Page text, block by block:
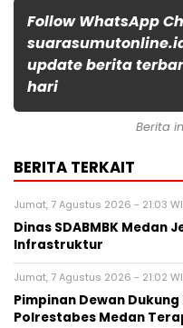
Follow WhatsApp
update berita
hari
Berita
BERITA TERKAIT
Jumat, 7 Agustus 2026 - 21:03
Dinas SDABMBK Medan
Infrastruktur
Jumat, 7 Agustus 2026 - 21:02
Pimpinan Dewan
Polrestabes Medan